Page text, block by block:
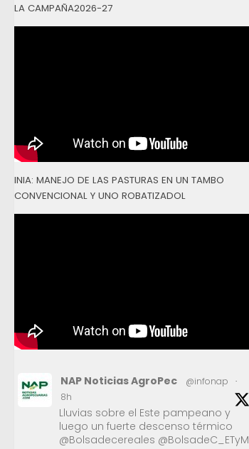
LA CAMPAÑA2026-27
INIA: MANEJO DE LAS PASTURAS EN UN TAMBO
CONVENCIONAL Y UNO ROBATIZADOL
NAP Noticias AgroPec @infonap
·
8h
Lluvias sobre el Este pampeano y
luego un fuerte descenso térmico
@Bolsadecereales @BolsadeC_ETyM